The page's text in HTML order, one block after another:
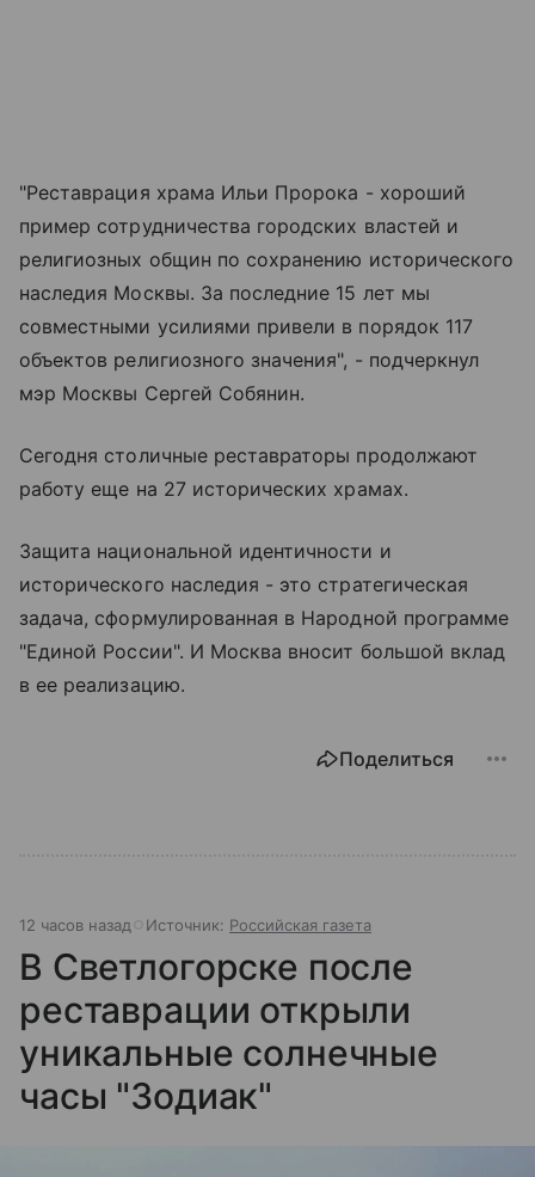
"Реставрация храма Ильи Пророка - хороший
пример сотрудничества городских властей и
религиозных общин по сохранению исторического
наследия Москвы. За последние 15 лет мы
совместными усилиями привели в порядок 117
объектов религиозного значения", - подчеркнул
мэр Москвы Сергей Собянин.
Сегодня столичные реставраторы продолжают
работу еще на 27 исторических храмах.
Защита национальной идентичности и
исторического наследия - это стратегическая
задача, сформулированная в Народной программе
"Единой России". И Москва вносит большой вклад
в ее реализацию.
Поделиться
12 часов назад Источник: Российская газета
В Светлогорске после
реставрации открыли
уникальные солнечные
часы "Зодиак"